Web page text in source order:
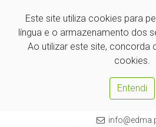
Este site utiliza cookies para
língua e o armazenamento dos
Ao utilizar este site, concorda
cookies.
Entendi